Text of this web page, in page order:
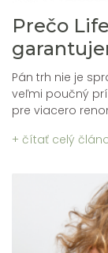
Prečo
Pán trh nie je
veľmi poučný
pre viacero
+ čítať celý